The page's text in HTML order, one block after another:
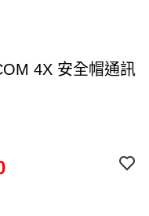
4X 安全帽通訊